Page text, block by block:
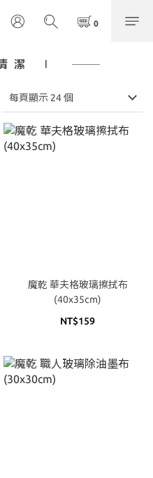
潔 ∣
每頁顯示 24 個
魔乾 華夫格玻璃擦拭布
(40x35cm)
NT$159